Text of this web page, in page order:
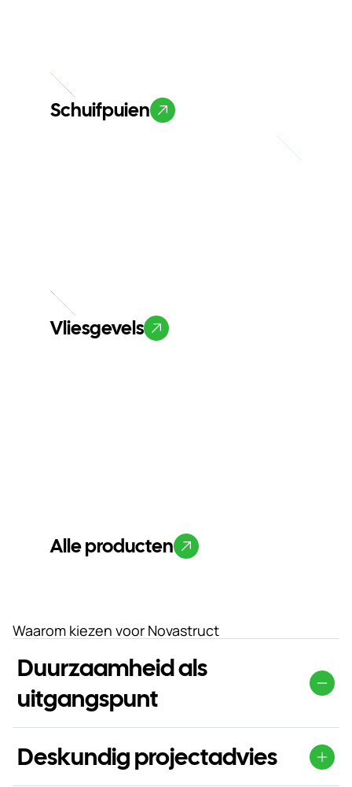
Schuifpuien
Vliesgevels
Alle producten
Waarom kiezen voor Novastruct
Duurzaamheid als
uitgangspunt
Duurzaamheid is een vaste pijler binnen Novastruct. Het
portfolio omvat onder andere Cradle to
Cradle‑gecertificeerde en passiefhuisgeschikte raam-
Deskundig projectadvies